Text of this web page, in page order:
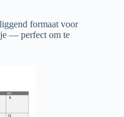
formaat voor
— perfect om te